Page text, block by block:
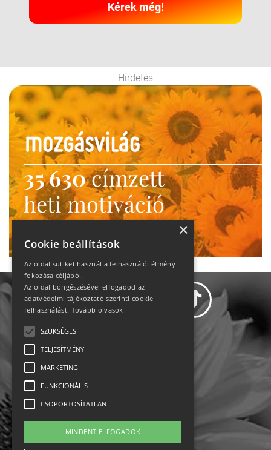
Kérek még!
Hirdetés
35 630címzett
heti motiváció
Ne maradj le!
Impresszum-kapcsolat
Jogi nyilatkozat
×
Cookie beállítások
Az oldal sütiket használ a felhasználói élmény
fokozása céljából.
Az oldal böngészésével elfogadod az
adatvédelmi tájékoztató szerinti cookie
felhasználást. Tovább olvasok
SZÜKSÉGES
TELJESÍTMÉNY
MARKETING
FUNKCIONÁLIS
CSOPORTOSÍTATLAN
MINDENT ELFOGADOK